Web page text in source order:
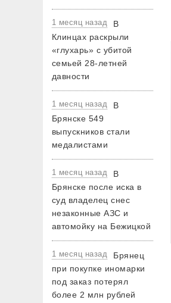
1 месяц назад
В
Клинцах раскрыли
«глухарь» с убитой
семьей 28-летней
давности
1 месяц назад
В
Брянске 549
выпускников стали
медалистами
1 месяц назад
В
Брянске после иска в
суд владелец снес
незаконные АЗС и
автомойку на Бежицкой
1 месяц назад
Брянец
при покупке иномарки
под заказ потерял
более 2 млн рублей